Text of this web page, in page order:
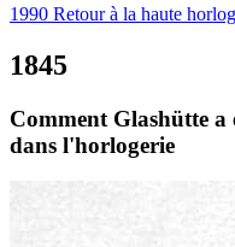
1990 Retour à la haute
1845
Comment Glashütte a
dans l'horlogerie